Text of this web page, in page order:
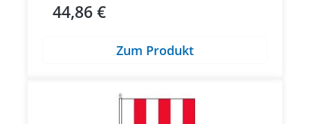
Regulärer Preis:
44,86 €
Zum Produkt